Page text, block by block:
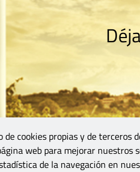
cookies propias y de terceros
web para mejorar nuestros
de la navegación en